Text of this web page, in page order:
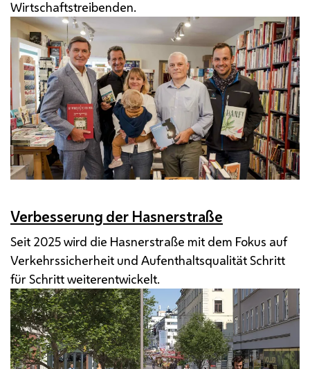
Wirtschaftstreibenden.
Verbesserung der Hasnerstraße
Seit 2025 wird die Hasnerstraße mit dem Fokus auf
Verkehrssicherheit und Aufenthaltsqualität Schritt
für Schritt weiterentwickelt.